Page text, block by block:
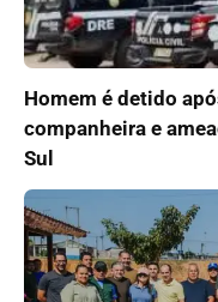
Homem é detido
companheira e
Sul